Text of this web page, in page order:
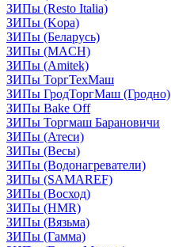
ЗИПы (Resto Italia)
ЗИПы (Kopa)
ЗИПы (Беларусь)
ЗИПы (MACH)
ЗИПы (Amitek)
ЗИПы ТоргТехМаш
ЗИПы ГродТоргМаш (Гродно)
ЗИПы Bake Off
ЗИПы Торгмаш Барановичи
ЗИПы (Атеси)
ЗИПы (Весы)
ЗИПы (Водонагреватели)
ЗИПы (SAMAREF)
ЗИПы (Восход)
ЗИПы (HMR)
ЗИПы (Вязьма)
ЗИПы (Гамма)